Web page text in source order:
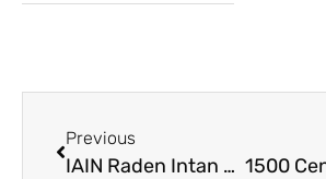
Previous
IAIN Raden Intan Lampung Siap Gelar AICIS 2016